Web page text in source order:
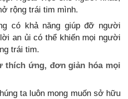
rộng trái tim mình.
có khả năng giúp đỡ người
an ủi có thể khiến mọi người
trái tim.
thích ứng, đơn giản hóa mọi
ta luôn mong muốn sở hữu